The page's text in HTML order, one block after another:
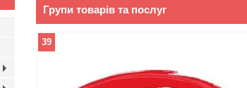
Групи товарів та послуг
39